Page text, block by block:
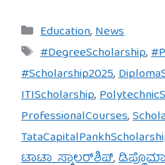
Categories
Education,News
Tags
#DegreeScholarship,
#Scholarship2025,
ITIScholarship,
ProfessionalCourses,
ಟಾಟಾ_ಸ್ಕಾಲರ್‌ಶಿಪ್,